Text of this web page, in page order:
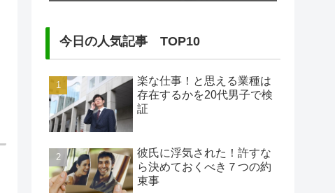
今日の人気記事 TOP10
楽な仕事！と思える業種は
存在するかを20代男子で検
証
彼氏に浮気された！許すな
ら決めておくべき７つの約
束事